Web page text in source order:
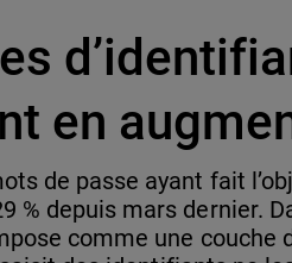
en
de passe ayant fait
% depuis mars dernier.
comme une couche